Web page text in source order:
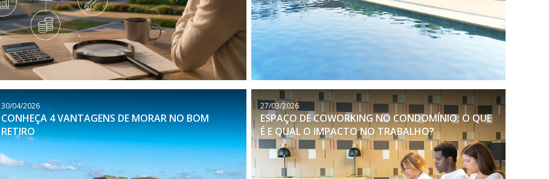
30/04/2026
CONHEÇA 4 VANTAGENS DE MORAR NO BOM
RETIRO
27/03/2026
ESPAÇO DE COWORKING NO CONDOMÍNIO: O QUE
É E QUAL O IMPACTO NO TRABALHO?